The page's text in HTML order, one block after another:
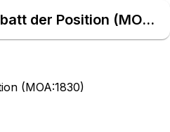
Gemeinderabatt der Position (MOA:1830) – Daten Atlas
(MOA:1830)